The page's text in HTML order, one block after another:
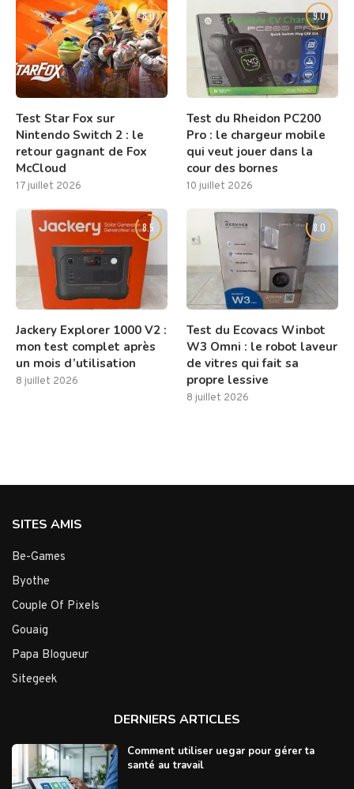
8.0
Test Star Fox sur
Nintendo Switch 2 : le
retour gagnant de Fox
McCloud
17 juillet 2026
9.0
Test du Rheidon PC200
Pro : le chargeur mobile
qui veut jouer dans la
cour des bornes
10 juillet 2026
8.5
Jackery Explorer 1000 V2 :
mon test complet après
un mois d’utilisation
8 juillet 2026
8.0
Test du Ecovacs Winbot
W3 Omni : le robot laveur
de vitres qui fait sa
propre lessive
8 juillet 2026
SITES AMIS
Be-Games
Byothe
Couple Of Pixels
Gouaig
Papa Blogueur
Sitegeek
DERNIERS ARTICLES
Comment utiliser uegar pour gérer ta
santé au travail